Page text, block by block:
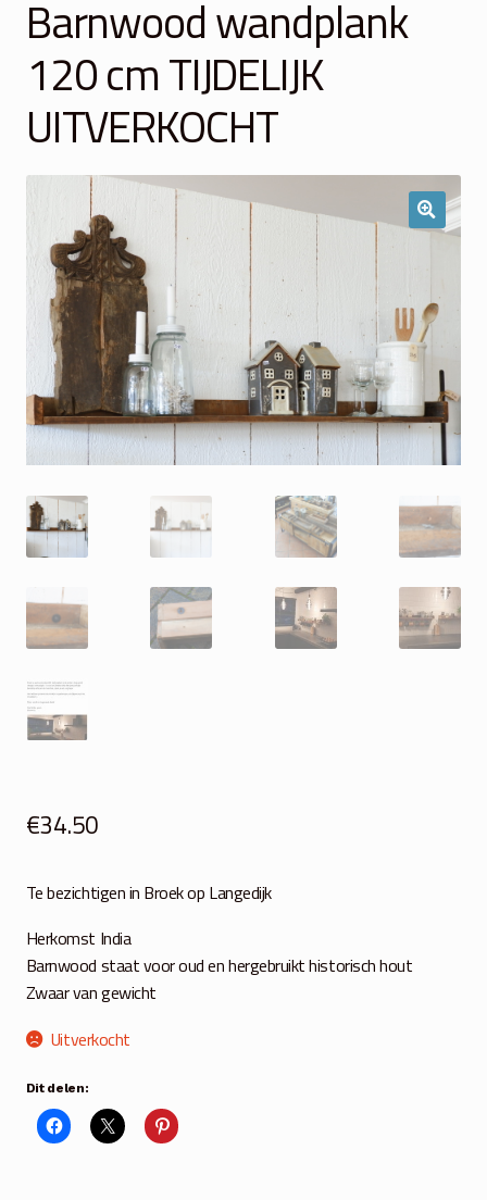
Winkelmand
Over Ons
Veelgestelde vragen
Contact
Barnwood wandplank
120 cm TIJDELIJK
UITVERKOCHT
€34.50
Te bezichtigen in Broek op Langedijk
Herkomst India
Barnwood staat voor oud en hergebruikt historisch hout
Zwaar van gewicht
Uitverkocht
Dit delen: